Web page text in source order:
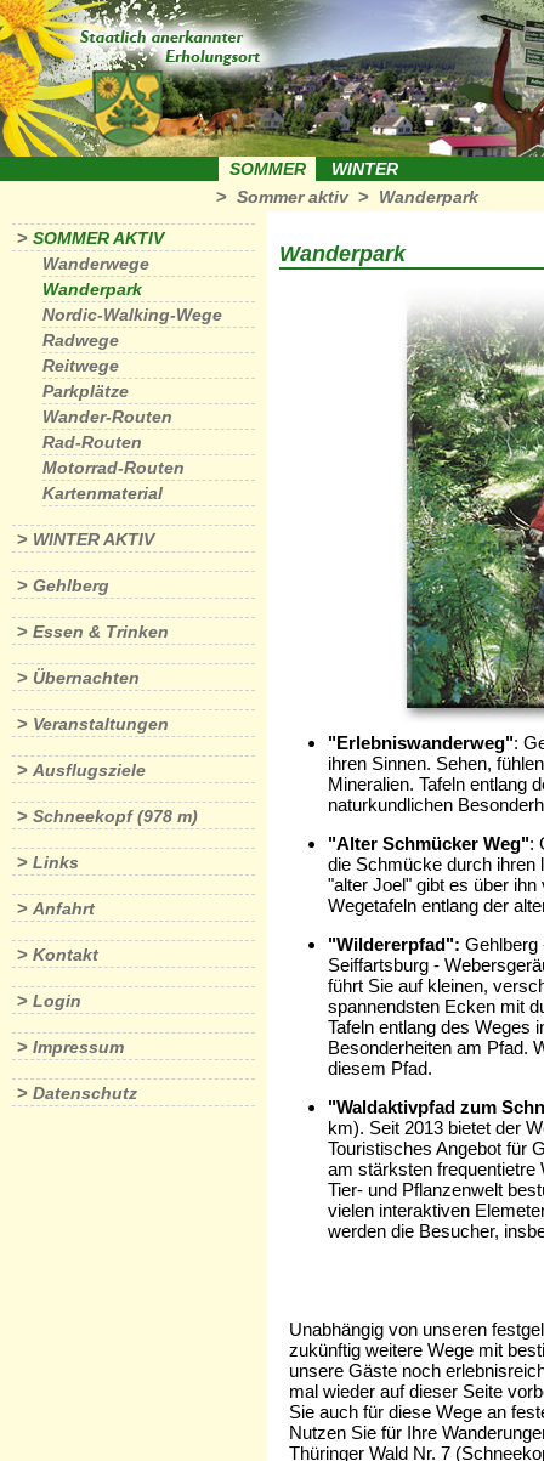
SOMMER WINTER
> Sommer aktiv > Wanderpark
> SOMMER AKTIV
Wanderwege
Wanderpark
Nordic-Walking-Wege
Radwege
Reitwege
Parkplätze
Wander-Routen
Rad-Routen
Motorrad-Routen
Kartenmaterial
> WINTER AKTIV
> Gehlberg
> Essen & Trinken
> Übernachten
> Veranstaltungen
> Ausflugsziele
> Schneekopf (978 m)
> Links
> Anfahrt
> Kontakt
> Login
> Impressum
> Datenschutz
Wanderpark
"Erlebniswanderweg":
ihren Sinnen. Sehen,
Mineralien. Tafeln entlang
naturkundlichen
"Alter Schmücker Weg":
die Schmücke durch ihren
"alter Joel" gibt es über
Wegetafeln entlang der
"Wildererpfad": Gehlberg
Seiffartsburg -
führt Sie auf kleinen,
spannendsten Ecken mit
Tafeln entlang des Weges
Besonderheiten am Pfad.
diesem Pfad.
"Waldaktivpfad zum
km). Seit 2013 bietet der
Touristisches Angebot für
am stärksten frequentietre
Tier- und Pflanzenwelt
vielen interaktiven
werden die Besucher,
Unabhängig von unseren
zukünftig weitere Wege mit
unsere Gäste noch
mal wieder auf dieser Seite
Sie auch für diese Wege an
Nutzen Sie für Ihre
Thüringer Wald Nr. 7